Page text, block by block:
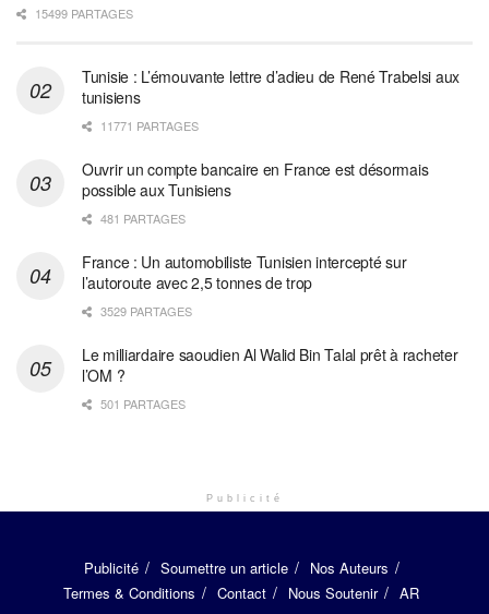
15499 PARTAGES
Tunisie : L’émouvante lettre d’adieu de René Trabelsi aux
tunisiens
11771 PARTAGES
Ouvrir un compte bancaire en France est désormais
possible aux Tunisiens
481 PARTAGES
France : Un automobiliste Tunisien intercepté sur
l’autoroute avec 2,5 tonnes de trop
3529 PARTAGES
Le milliardaire saoudien Al Walid Bin Talal prêt à racheter
l’OM ?
501 PARTAGES
Publicité
Publicité Soumettre un article
Nos Auteurs
Termes & Conditions
Contact Nous Soutenir AR